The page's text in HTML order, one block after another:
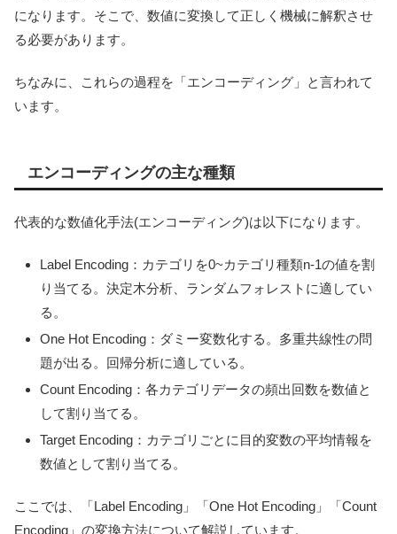
になります。そこで、数値に変換して正しく機械に解釈させ
る必要があります。
ちなみに、これらの過程を「エンコーディング」と言われて
います。
エンコーディングの主な種類
代表的な数値化手法(エンコーディング)は以下になります。
Label Encoding：カテゴリを0~カテゴリ種類n-1の値を割
り当てる。決定木分析、ランダムフォレストに適してい
る。
One Hot Encoding：ダミー変数化する。多重共線性の問
題が出る。回帰分析に適している。
Count Encoding：各カテゴリデータの頻出回数を数値と
して割り当てる。
Target Encoding：カテゴリごとに目的変数の平均情報を
数値として割り当てる。
ここでは、「Label Encoding」「One Hot Encoding」「Count
Encoding」の変換方法について解説しています。